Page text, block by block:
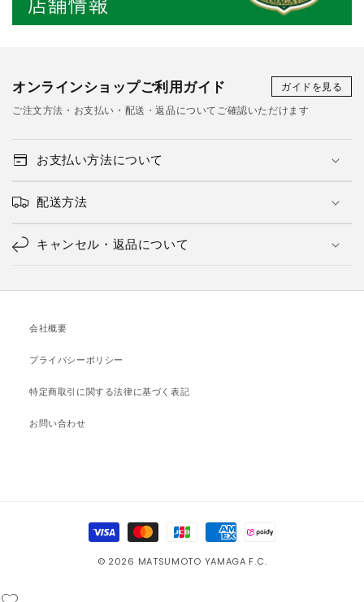
オンラインショップご利用ガイド
ガイドを見る
ご注文方法・お支払い・配送・返品についてご確認いただけます
お支払い方法について
配送方法
キャンセル・返品について
会社概要
プライバシーポリシー
特定商取引に関する法律に基づく表記
お問い合わせ
決
済
© 2026 MATSUMOTO YAMAGA F.C.